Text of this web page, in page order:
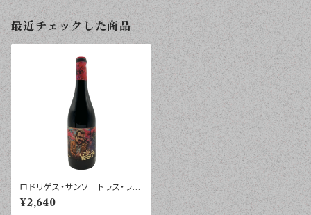
最近チェックした商品
ロドリゲス・サンソ トラス・ラ・
イェスカ トロ ２０２２年 ７
５０ｍｌ
¥2,640